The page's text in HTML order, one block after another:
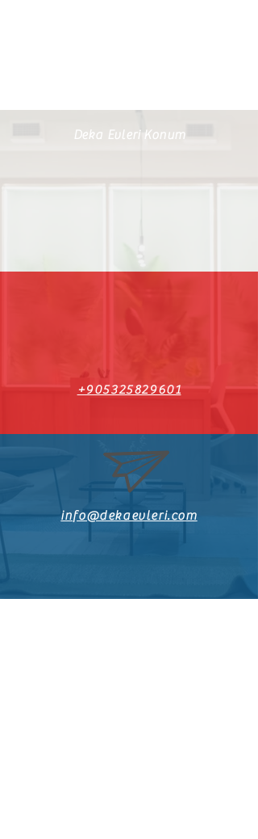
Deka Evleri Konum
+905325829601
info@dekaevleri.com